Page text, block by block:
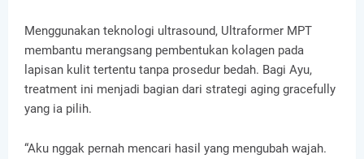
Menggunakan teknologi ultrasound, Ultraformer MPT
membantu merangsang pembentukan kolagen pada
lapisan kulit tertentu tanpa prosedur bedah. Bagi Ayu,
treatment ini menjadi bagian dari strategi aging gracefully
yang ia pilih.
“Aku nggak pernah mencari hasil yang mengubah wajah.